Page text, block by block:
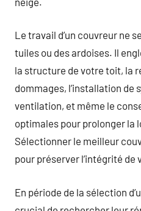
Le travail d’un couvreur ne
tuiles ou des ardoises. Il
la structure de votre toit, la
dommages, l’installation de
ventilation, et même le
optimales pour prolonger la
Sélectionner le meilleur
pour préserver l’intégrité de
En période de la sélection